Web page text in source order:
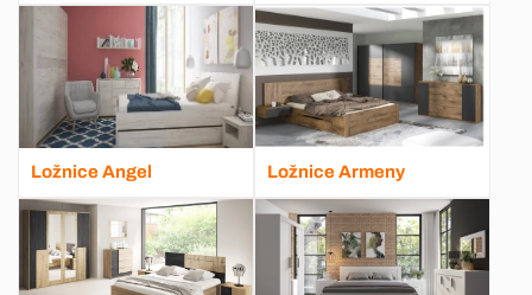
Ložnice Angel Ložnice Armeny